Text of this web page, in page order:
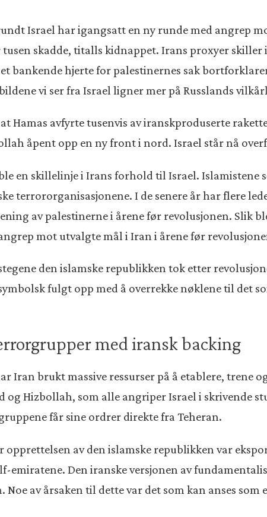
Israel har igangsatt en ny runde med angrep
tusen skadde, titalls kidnappet. Irans proxyer
bankende hjerte for palestinernes sak
vi ser fra Israel ligner mer på Russlands
Hamas avfyrte tusenvis av iranskproduserte
åpent opp en ny front i nord. Israel står nå
ble en skillelinje i Irans forhold til Israel.
terrororganisasjonene. I de senere år har flere
av palestinerne i årene før revolusjonen. Slik
mot utvalgte mål i Iran i årene før
den islamske republikken tok etter
fulgt opp med å overrekke nøklene til det
med iransk backing
Iran brukt massive ressurser på å etablere, trene
og Hizbollah, som alle angriper Israel i skrivende
får sine ordrer direkte fra Teheran.
opprettelsen av den islamske republikken var
emiratene. Den iranske versjonen av
Noe av årsaken til dette var det som kan anses